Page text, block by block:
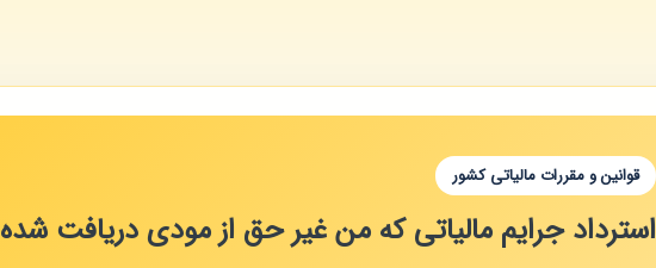
قوانین و مقررات مالیاتی کشور
استرداد جرایم مالیاتی که من غیر حق از مودی دریافت شده